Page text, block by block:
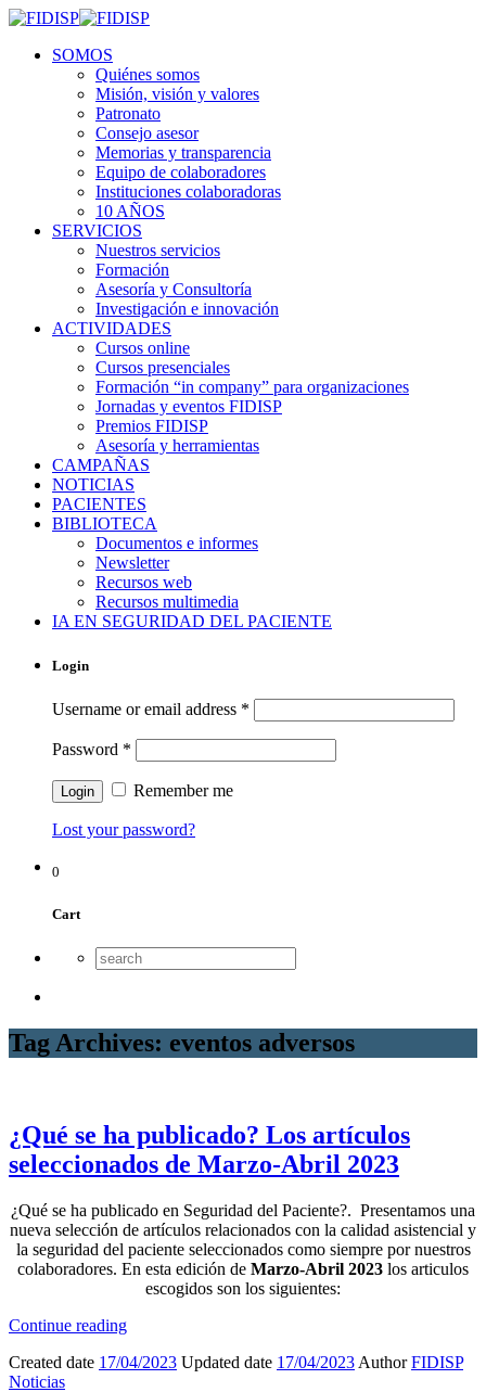
SOMOS
Quiénes somos
Misión, visión y valores
Patronato
Consejo asesor
Memorias y transparencia
Equipo de colaboradores
Instituciones colaboradoras
10 AÑOS
SERVICIOS
Nuestros servicios
Formación
Asesoría y Consultoría
Investigación e innovación
ACTIVIDADES
Cursos online
Cursos presenciales
Formación “in company” para organizaciones
Jornadas y eventos FIDISP
Premios FIDISP
Asesoría y herramientas
CAMPAÑAS
NOTICIAS
PACIENTES
BIBLIOTECA
Documentos e informes
Newsletter
Recursos web
Recursos multimedia
IA EN SEGURIDAD DEL PACIENTE
Login
Username or email address *
Password *
Remember me
Lost your password?
0
Cart
Tag Archives: eventos adversos
¿Qué se ha publicado? Los artículos
seleccionados de Marzo-Abril 2023
¿Qué se ha publicado en Seguridad del Paciente?. Presentamos una
nueva selección de artículos relacionados con la calidad asistencial y
la seguridad del paciente seleccionados como siempre por nuestros
colaboradores. En esta edición de Marzo-Abril 2023 los articulos
escogidos son los siguientes:
Continue reading
Created date 17/04/2023 Updated date 17/04/2023 AuthorFIDISP
Noticias